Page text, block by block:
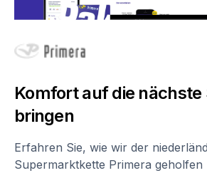
Komfort auf die nächste
bringen
Erfahren Sie, wie wir der
Supermarktkette Primera geholfen